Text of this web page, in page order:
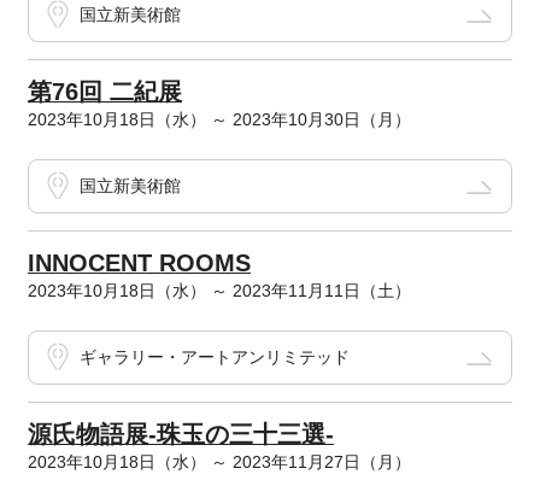
国立新美術館
第76回 二紀展
2023年10月18日（水） ～ 2023年10月30日（月）
国立新美術館
INNOCENT ROOMS
2023年10月18日（水） ～ 2023年11月11日（土）
ギャラリー・アートアンリミテッド
源氏物語展-珠玉の三十三選-
2023年10月18日（水） ～ 2023年11月27日（月）